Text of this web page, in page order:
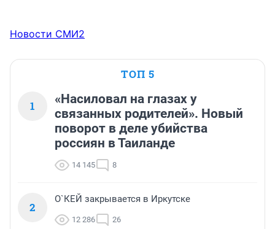
Новости СМИ2
ТОП 5
1
«Насиловал на глазах у
связанных родителей». Новый
поворот в деле убийства
россиян в Таиланде
14 145 8
2
О`КЕЙ закрывается в Иркутске
12 286 26